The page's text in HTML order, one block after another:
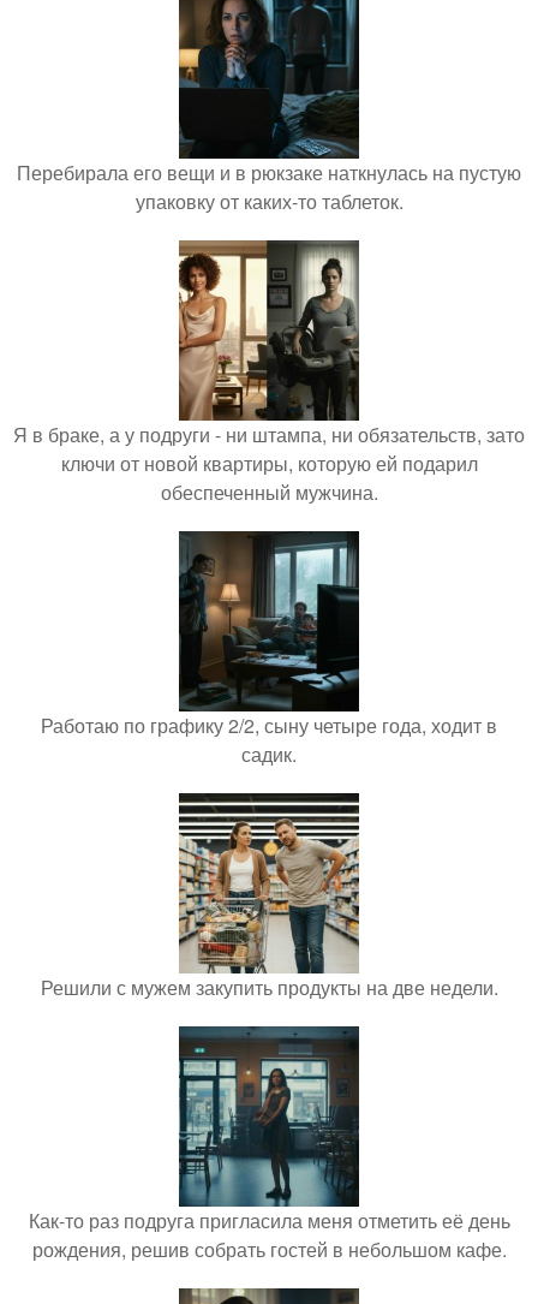
Перебирала его вещи и в рюкзаке наткнулась на пустую
упаковку от каких-то таблеток.
Я в браке, а у подруги - ни штампа, ни обязательств, зато
ключи от новой квартиры, которую ей подарил
обеспеченный мужчина.
Работаю по графику 2/2, сыну четыре года, ходит в
садик.
Решили с мужем закупить продукты на две недели.
Как-то раз подруга пригласила меня отметить её день
рождения, решив собрать гостей в небольшом кафе.